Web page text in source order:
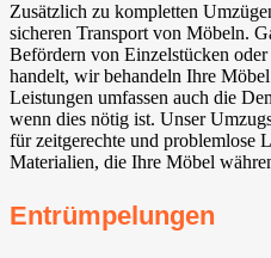
Zusätzlich zu kompletten
sicheren Transport von Möbeln.
Befördern von Einzelstücken
handelt, wir behandeln Ihre
Leistungen umfassen auch die
wenn dies nötig ist. Unser
für zeitgerechte und problemlose
Materialien, die Ihre Möbel
Entrümpelungen